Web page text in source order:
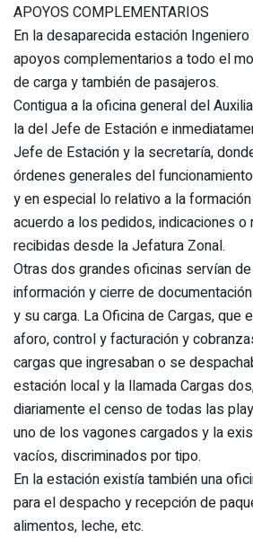
APOYOS COMPLEMENTARIOS
En la desaparecida estación
apoyos complementarios a todo el
de carga y también de pasajeros.
Contigua a la oficina general del
la del Jefe de Estación e
Jefe de Estación y la secretaría,
órdenes generales del
y en especial lo relativo a la
acuerdo a los pedidos, indicaciones
recibidas desde la Jefatura Zonal.
Otras dos grandes oficinas servían
información y cierre de
y su carga. La Oficina de Cargas, que
aforo, control y facturación y
cargas que ingresaban o se
estación local y la llamada Cargas
diariamente el censo de todas las
uno de los vagones cargados y la
vacíos, discriminados por tipo.
En la estación existía también una
para el despacho y recepción de
alimentos, leche, etc.